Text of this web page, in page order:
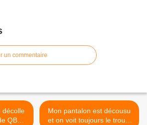
un commentaire
Mon pantalon est décousu
et on voit toujours le trou à